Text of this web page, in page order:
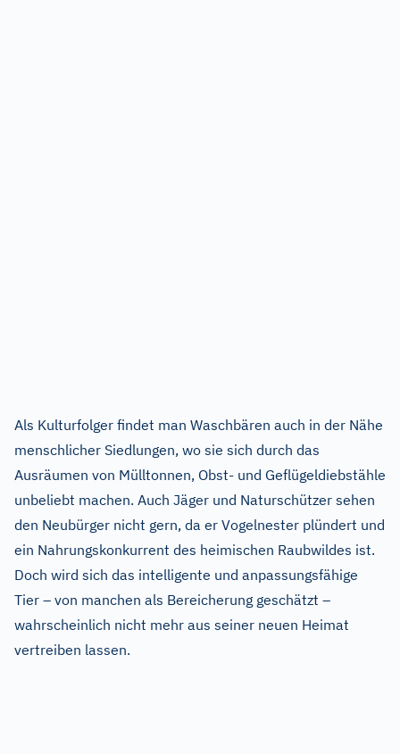
Als Kulturfolger findet man Waschbären auch in der Nähe
menschlicher Siedlungen, wo sie sich durch das
Ausräumen von Mülltonnen, Obst- und Geflügeldiebstähle
unbeliebt machen. Auch Jäger und Naturschützer sehen
den Neubürger nicht gern, da er Vogelnester plündert und
ein Nahrungskonkurrent des heimischen Raubwildes ist.
Doch wird sich das intelligente und anpassungsfähige
Tier – von manchen als Bereicherung geschätzt –
wahrscheinlich nicht mehr aus seiner neuen Heimat
vertreiben lassen.